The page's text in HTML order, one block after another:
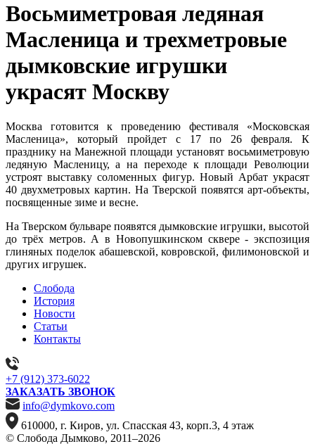
Восьмиметровая ледяная
Масленица и трехметровые
дымковские игрушки
украсят Москву
Москва готовится к проведению фестиваля «Московская
Масленица», который пройдет с 17 по 26 февраля. К
празднику на Манежной площади установят восьмиметровую
ледяную Масленицу, а на переходе к площади Революции
устроят выставку соломенных фигур. Новый Арбат украсят
40 двухметровых картин. На Тверской появятся арт-объекты,
посвященные зиме и весне.
На Тверском бульваре появятся дымковские игрушки, высотой
до трёх метров. А в Новопушкинском сквере - экспозиция
глиняных поделок абашевской, ковровской, филимоновской и
других игрушек.
Слобода
История
Новости
Статьи
Контакты
+7 (912) 373-6022
ЗАКАЗАТЬ ЗВОНОК
info@dymkovo.com
610000, г. Киров, ул. Спасская 43, корп.3, 4 этаж
© Слобода Дымково, 2011–2026